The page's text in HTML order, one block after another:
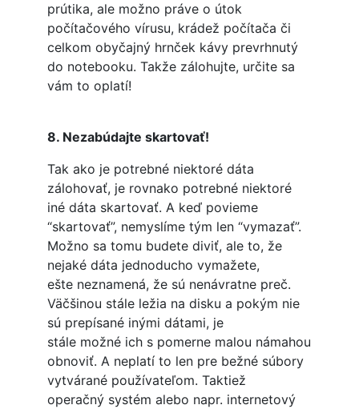
prútika, ale možno práve o útok
počítačového vírusu, krádež počítača či
celkom obyčajný hrnček kávy prevrhnutý
do notebooku. Takže zálohujte, určite sa
vám to oplatí!
8. Nezabúdajte skartovať!
Tak ako je potrebné niektoré dáta
zálohovať, je rovnako potrebné niektoré
iné dáta skartovať. A keď povieme
“skartovať”, nemyslíme tým len “vymazať”.
Možno sa tomu budete diviť, ale to, že
nejaké dáta jednoducho vymažete,
ešte neznamená, že sú nenávratne preč.
Väčšinou stále ležia na disku a pokým nie
sú prepísané inými dátami, je
stále možné ich s pomerne malou námahou
obnoviť. A neplatí to len pre bežné súbory
vytvárané používateľom. Taktiež
operačný systém alebo napr. internetový